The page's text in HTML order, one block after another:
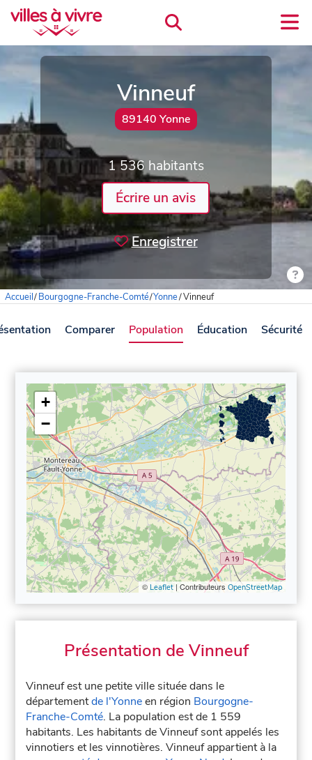
Vinneuf
89140 Yonne
1 536 habitants
Écrire un avis
Enregistrer
Accueil/Bourgogne-Franche-Comté/Yonne/Vinneuf
Comparer Population Éducation Sécurité
+
−
© Leaflet| Contributeurs OpenStreetMap
Présentation de Vinneuf
Vinneuf est une petite ville située dans le
départementde l'Yonneen région Bourgogne-
Franche-Comté. La population est de 1 559
habitants. Les habitants de Vinneuf sont appelés les
vinnotiers et les vinnotières. Vinneuf appartient à la